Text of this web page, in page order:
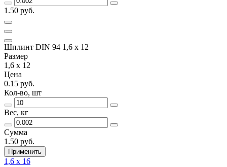
1.50 руб.
Шплинт DIN 94 1,6 х 12
Размер
1,6 х 12
Цена
0.15 руб.
Кол-во, шт
Вес, кг
Сумма
1.50 руб.
Применить
1,6 х 16